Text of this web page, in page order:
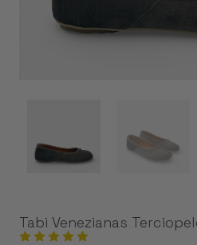
Tabi Venezianas